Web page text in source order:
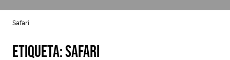
Safari
Etiqueta:Safari